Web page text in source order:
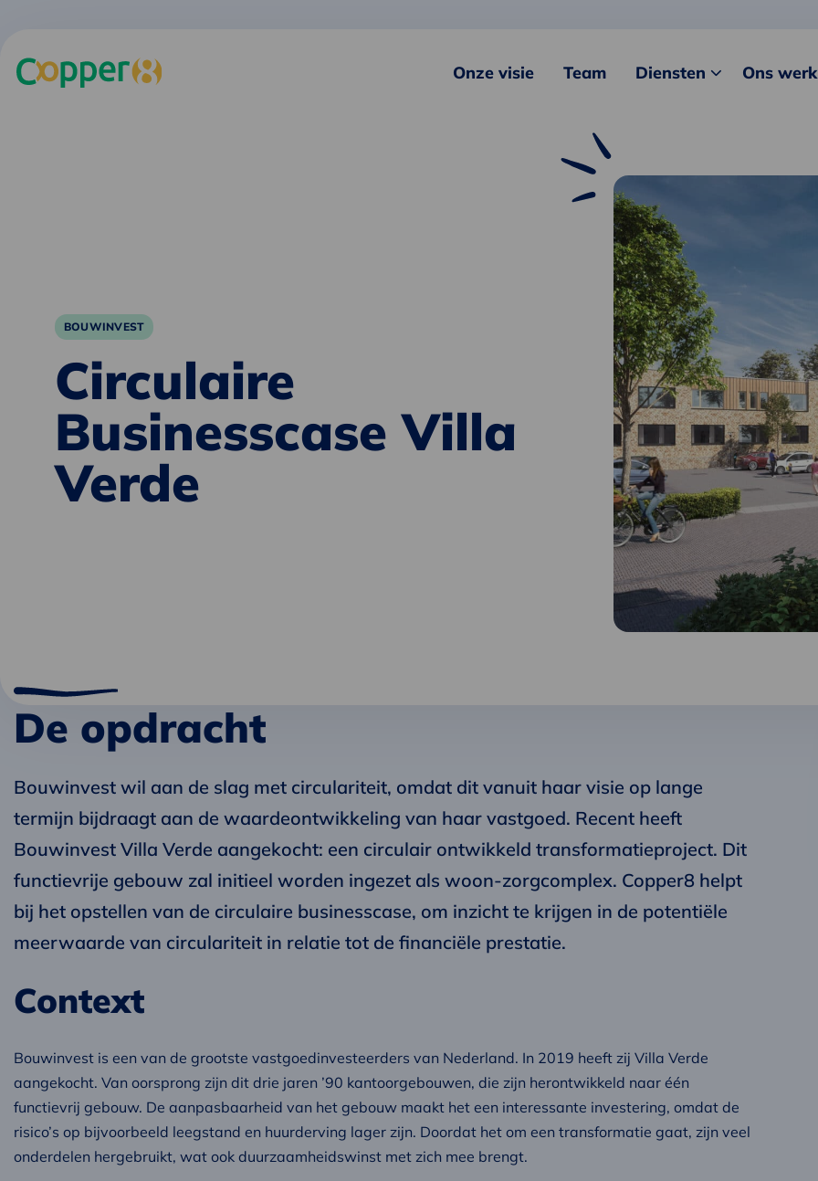
Onze visie Team Diensten Ons werk
BOUWINVEST
Circulaire
Businesscase Villa
Verde
De opdracht
Bouwinvest wil aan de slag met circulariteit, omdat dit vanuit haar visie op lange
termijn bijdraagt aan de waardeontwikkeling van haar vastgoed. Recent heeft
Bouwinvest Villa Verde aangekocht: een circulair ontwikkeld transformatieproject. Dit
functievrije gebouw zal initieel worden ingezet als woon-zorgcomplex. Copper8 helpt
bij het opstellen van de circulaire businesscase, om inzicht te krijgen in de potentiële
meerwaarde van circulariteit in relatie tot de financiële prestatie.
Context
Bouwinvest is een van de grootste vastgoedinvesteerders van Nederland. In 2019 heeft zij Villa Verde
aangekocht. Van oorsprong zijn dit drie jaren ’90 kantoorgebouwen, die zijn herontwikkeld naar één
functievrij gebouw. De aanpasbaarheid van het gebouw maakt het een interessante investering, omdat de
risico’s op bijvoorbeeld leegstand en huurderving lager zijn. Doordat het om een transformatie gaat, zijn veel
onderdelen hergebruikt, wat ook duurzaamheidswinst met zich mee brengt.